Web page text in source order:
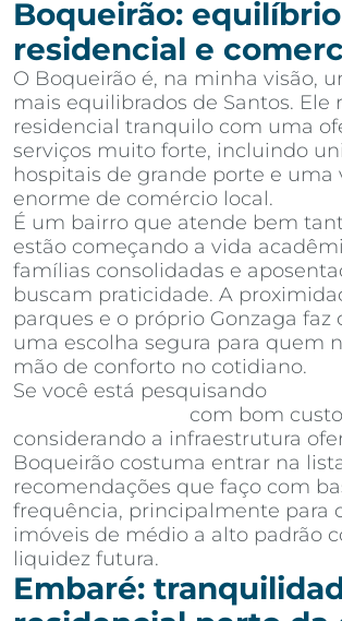
Boqueirão:
residencial e
O Boqueirão é, na minha visão,
mais equilibrados de Santos. Ele
residencial tranquilo com uma
serviços muito forte, incluindo
hospitais de grande porte e uma
enorme de comércio local.
É um bairro que atende bem
estão começando a vida
famílias consolidadas e
buscam praticidade. A
parques e o próprio Gonzaga faz
uma escolha segura para quem
mão de conforto no cotidiano.
Se você está pesquisando
com bom
considerando a infraestrutura
Boqueirão costuma entrar na
recomendações que faço com
frequência, principalmente para
imóveis de médio a alto padrão
liquidez futura.
Embaré: